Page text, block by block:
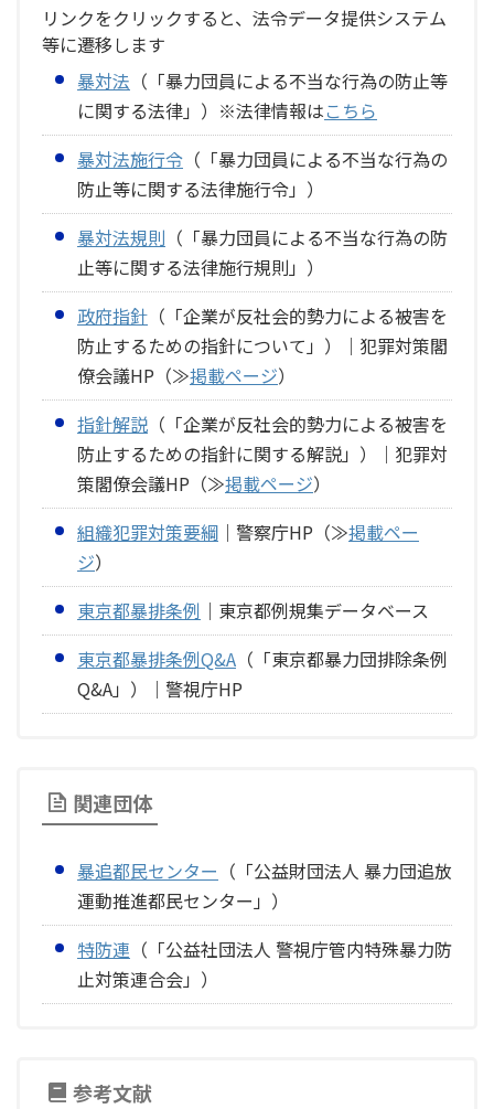
リンクをクリックすると、法令データ提供システム
等に遷移します
暴対法 （「暴力団員による不当な行為の防止等
に関する法律」）※法律情報はこちら
暴対法施行令 （「暴力団員による不当な行為の
防止等に関する法律施行令」）
暴対法規則 （「暴力団員による不当な行為の防
止等に関する法律施行規則」）
政府指針 （「企業が反社会的勢力による被害を
防止するための指針について」）｜犯罪対策閣
僚会議HP（≫掲載ページ）
指針解説 （「企業が反社会的勢力による被害を
防止するための指針に関する解説」）｜犯罪対
策閣僚会議HP（≫掲載ページ）
組織犯罪対策要綱 ｜警察庁HP（≫掲載ペー
ジ）
東京都暴排条例 ｜東京都例規集データベース
東京都暴排条例Q&A （「東京都暴力団排除条例
Q&A」）｜警視庁HP
関連団体
暴追都民センター （「公益財団法人 暴力団追放
運動推進都民センター」）
特防連 （「公益社団法人 警視庁管内特殊暴力防
止対策連合会」）
参考文献